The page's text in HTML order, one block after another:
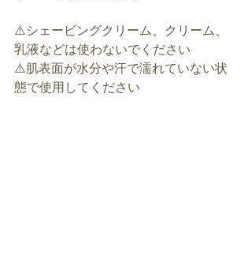
⚠️シェービングクリーム、クリーム、
乳液などは使わないでください
⚠️肌表面が水分や汗で濡れていない状
態で使用してください